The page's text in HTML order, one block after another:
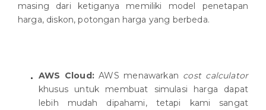
masing dari ketiganya memiliki model penetapan
harga, diskon, potongan harga yang berbeda.
AWS Cloud:AWS menawarkan cost calculator
khusus untuk membuat simulasi harga dapat
lebih mudah dipahami, tetapi kami sangat